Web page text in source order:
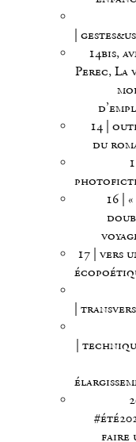
|
14bis,
Perec, La
14 |
du
16 |
17 | vers
|
|
faire